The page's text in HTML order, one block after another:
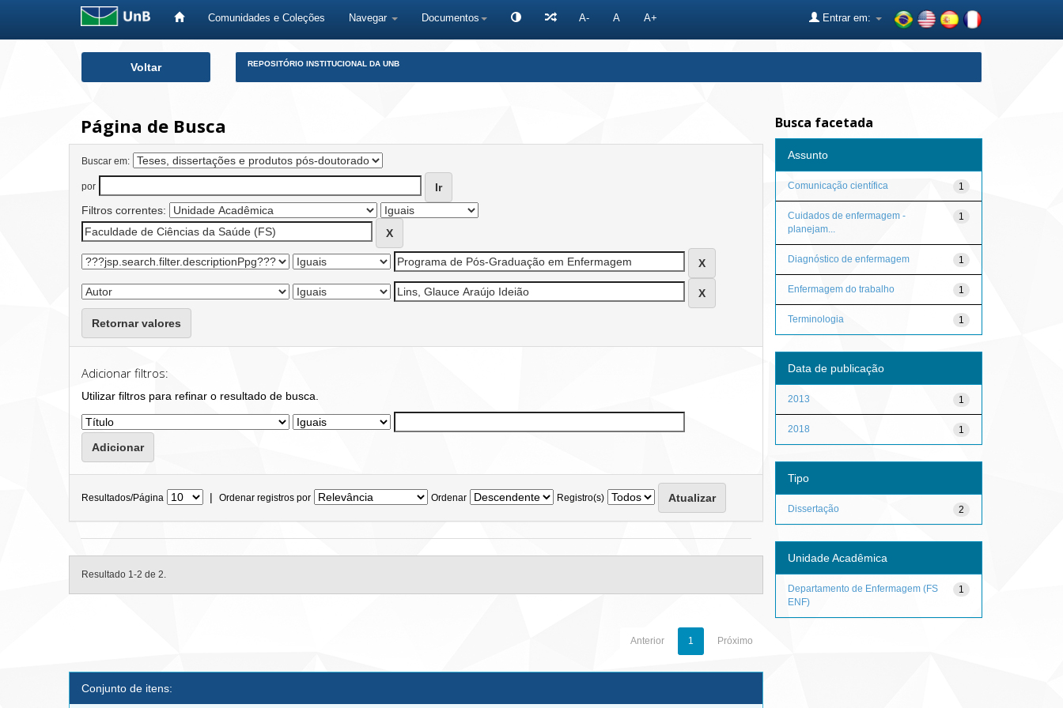
Comunidades e Coleções Navegar Documentos A- A A+ Entrar em:
Voltar REPOSITÓRIO INSTITUCIONAL DA UNB
Página de Busca
Buscar em:
por
Filtros correntes:
Retornar valores
Adicionar filtros:
Utilizar filtros para refinar o resultado de busca.
Resultados/Página | Ordenar registros por Ordenar Registro(s)
Resultado 1-2 de 2.
Anterior 1 Próximo
Conjunto de itens:
Busca facetada
Assunto
1
Comunicação científica
1
Cuidados de enfermagem -
planejam...
1
Diagnóstico de enfermagem
1
Enfermagem do trabalho
1
Terminologia
Data de publicação
1
2013
1
2018
Tipo
2
Dissertação
Unidade Acadêmica
1
Departamento de Enfermagem (FS
ENF)